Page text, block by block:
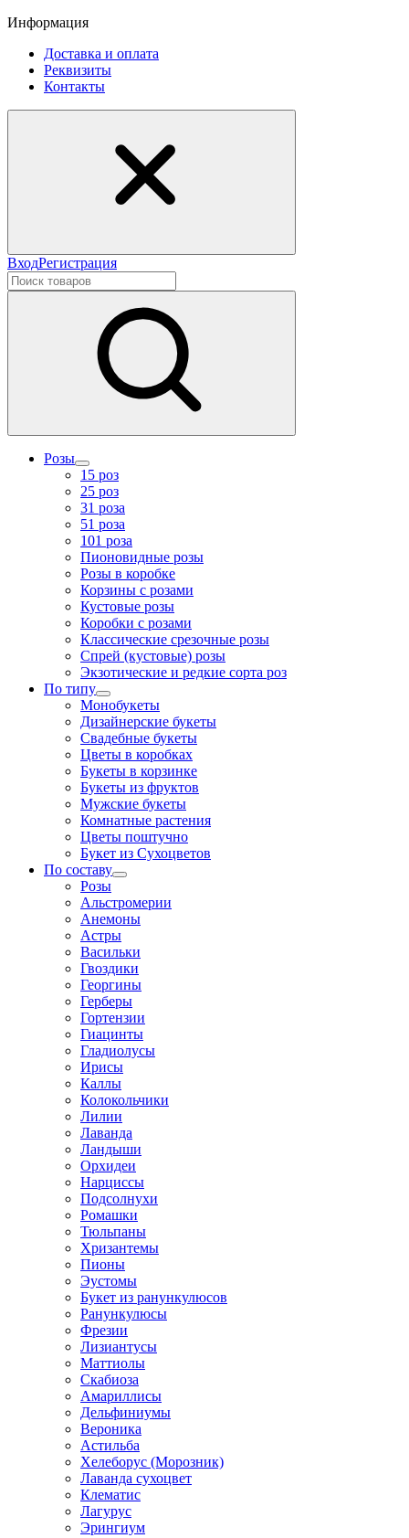
Информация
Доставка и оплата
Реквизиты
Контакты
ВходРегистрация
Розы
15 роз
25 роз
31 роза
51 роза
101 роза
Пионовидные розы
Розы в коробке
Корзины с розами
Кустовые розы
Коробки с розами
Классические срезочные розы
Спрей (кустовые) розы
Экзотические и редкие сорта роз
По типу
Монобукеты
Дизайнерские букеты
Свадебные букеты
Цветы в коробках
Букеты в корзинке
Букеты из фруктов
Мужские букеты
Комнатные растения
Цветы поштучно
Букет из Сухоцветов
По составу
Розы
Альстромерии
Анемоны
Астры
Васильки
Гвоздики
Георгины
Герберы
Гортензии
Гиацинты
Гладиолусы
Ирисы
Каллы
Колокольчики
Лилии
Лаванда
Ландыши
Орхидеи
Нарциссы
Подсолнухи
Ромашки
Тюльпаны
Хризантемы
Пионы
Эустомы
Букет из ранункулюсов
Ранункулюсы
Фрезии
Лизиантусы
Маттиолы
Скабиоза
Амариллисы
Дельфиниумы
Вероника
Астильба
Хелеборус (Морозник)
Лаванда сухоцвет
Клематис
Лагурус
Эрингиум